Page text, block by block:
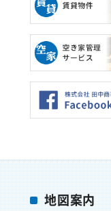
地図案内